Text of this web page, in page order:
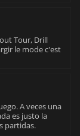
Tour, Drill
le mode c'est
A veces una
es justo la
partidas.